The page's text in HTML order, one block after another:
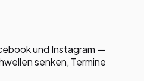
und Instagram —
senken, Termine